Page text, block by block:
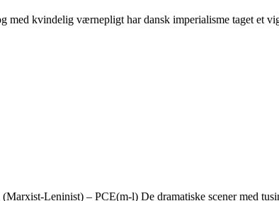
med kvindelig værnepligt har dansk imperialisme taget et
Leninist) – PCE(m-l) De dramatiske scener med